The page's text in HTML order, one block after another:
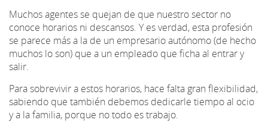
Muchos agentes se quejan de que nuestro sector no
conoce horarios ni descansos. Y es verdad, esta profesión
se parece más a la de un empresario autónomo (de hecho
muchos lo son) que a un empleado que ficha al entrar y
salir.
Para sobrevivir a estos horarios, hace falta gran flexibilidad,
sabiendo que también debemos dedicarle tiempo al ocio
y a la familia, porque no todo es trabajo.